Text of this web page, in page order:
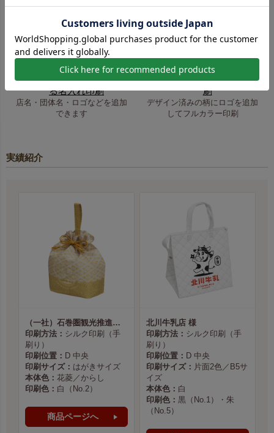
簡単！既成柄印刷のご案内
る名入れ印刷
店名・団体名・ロゴなどを追加
できます
選ぶだけでオリジナル印
刷
デザイン済みの柄にロゴを追加
してフルカラー印刷
実績紹介
（一社）石巻圏観光推進機構様
印刷方法： シルク印刷（手
刷り）
印刷位置： D 中央
印刷サイズ： はがきサイズ
本体色： 花菱／からし
印刷色： 白（No.2）
商品ページへ
北川牛乳店 様
印刷方法： シルク印刷（手
刷り）
印刷位置： D 中央
印刷サイズ： 片面2色／B5サ
イズ
本体色： 白
印刷色： 黒（No.1）・朱
（No.5）